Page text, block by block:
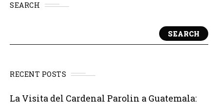
SEARCH
SEARCH
RECENT POSTS
La Visita del Cardenal Parolin a Guatemala: